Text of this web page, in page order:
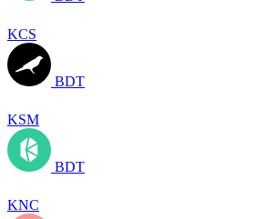
KCS
BDT
KSM
BDT
KNC